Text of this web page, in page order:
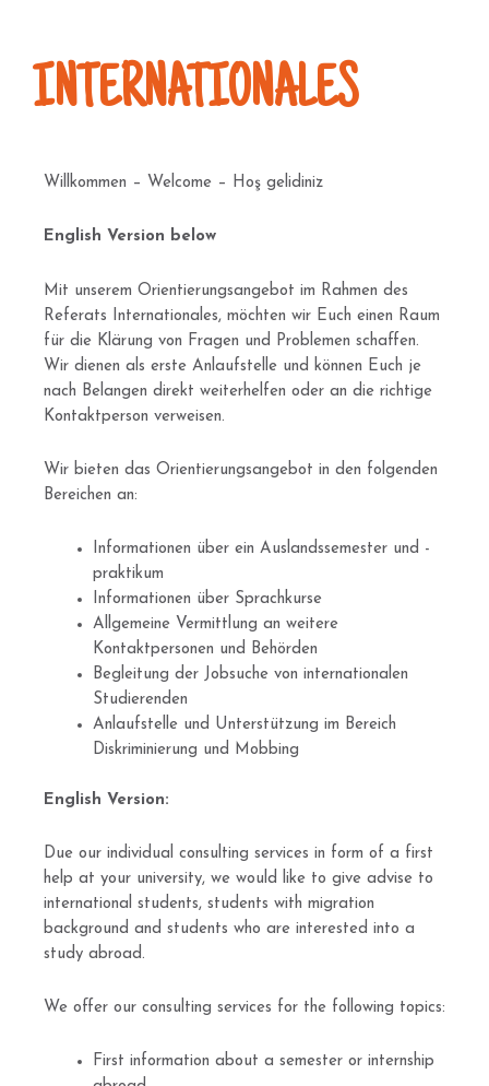
INTERNATIONALES
Willkommen – Welcome – Hoş gelidiniz
English Version below
Mit unserem Orientierungsangebot im Rahmen des
Referats Internationales, möchten wir Euch einen Raum
für die Klärung von Fragen und Problemen schaffen.
Wir dienen als erste Anlaufstelle und können Euch je
nach Belangen direkt weiterhelfen oder an die richtige
Kontaktperson verweisen.
Wir bieten das Orientierungsangebot in den folgenden
Bereichen an:
Informationen über ein Auslandssemester und -
praktikum
Informationen über Sprachkurse
Allgemeine Vermittlung an weitere
Kontaktpersonen und Behörden
Begleitung der Jobsuche von internationalen
Studierenden
Anlaufstelle und Unterstützung im Bereich
Diskriminierung und Mobbing
English Version:
Due our individual consulting services in form of a first
help at your university, we would like to give advise to
international students, students with migration
background and students who are interested into a
study abroad.
We offer our consulting services for the following topics:
First information about a semester or internship